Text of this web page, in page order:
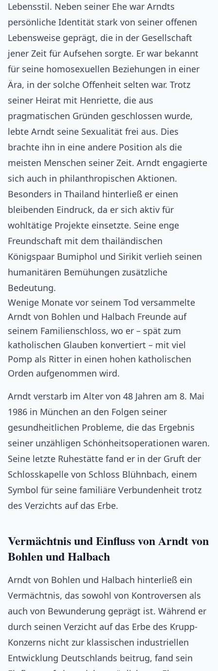
Lebensstil. Neben seiner Ehe war Arndts
persönliche Identität stark von seiner offenen
Lebensweise geprägt, die in der Gesellschaft
jener Zeit für Aufsehen sorgte. Er war bekannt
für seine homosexuellen Beziehungen in einer
Ära, in der solche Offenheit selten war. Trotz
seiner Heirat mit Henriette, die aus
pragmatischen Gründen geschlossen wurde,
lebte Arndt seine Sexualität frei aus. Dies
brachte ihn in eine andere Position als die
meisten Menschen seiner Zeit. Arndt engagierte
sich auch in philanthropischen Aktionen.
Besonders in Thailand hinterließ er einen
bleibenden Eindruck, da er sich aktiv für
wohltätige Projekte einsetzte. Seine enge
Freundschaft mit dem thailändischen
Königspaar Bumiphol und Sirikit verlieh seinen
humanitären Bemühungen zusätzliche
Bedeutung.
Wenige Monate vor seinem Tod versammelte
Arndt von Bohlen und Halbach Freunde auf
seinem Familienschloss, wo er – spät zum
katholischen Glauben konvertiert – mit viel
Pomp als Ritter in einen hohen katholischen
Orden aufgenommen wird.
Arndt verstarb im Alter von 48 Jahren am 8. Mai
1986 in München an den Folgen seiner
gesundheitlichen Probleme, die das Ergebnis
seiner unzähligen Schönheitsoperationen waren.
Seine letzte Ruhestätte fand er in der Gruft der
Schlosskapelle von Schloss Blühnbach, einem
Symbol für seine familiäre Verbundenheit trotz
des Verzichts auf das Erbe.
Vermächtnis und Einfluss von Arndt von
Bohlen und Halbach
Arndt von Bohlen und Halbach hinterließ ein
Vermächtnis, das sowohl von Kontroversen als
auch von Bewunderung geprägt ist. Während er
durch seinen Verzicht auf das Erbe des Krupp-
Konzerns nicht zur klassischen industriellen
Entwicklung Deutschlands beitrug, fand sein